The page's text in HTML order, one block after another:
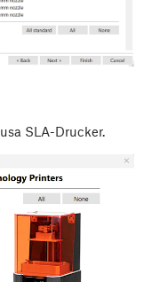
SLA-Drucker.